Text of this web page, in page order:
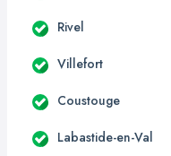
Rivel
Villefort
Coustouge
Labastide-en-Val